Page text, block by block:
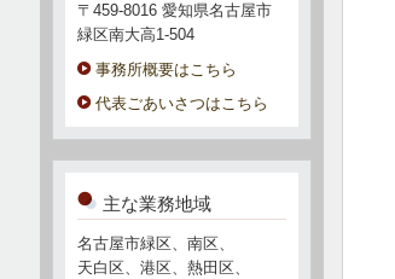
〒459-8016 愛知県名古屋市
緑区南大高1-504
事務所概要はこちら
代表ごあいさつはこちら
主な業務地域
名古屋市緑区、南区、
天白区、港区、熱田区、